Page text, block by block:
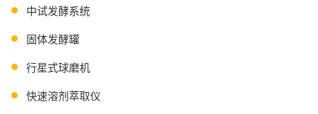
中试发酵系统
固体发酵罐
行星式球磨机
快速溶剂萃取仪